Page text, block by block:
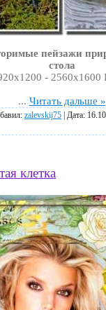
пейзажи
стола
- 2560х1600
... Читать дальше »
zalevskij75 | Дата:
клетка